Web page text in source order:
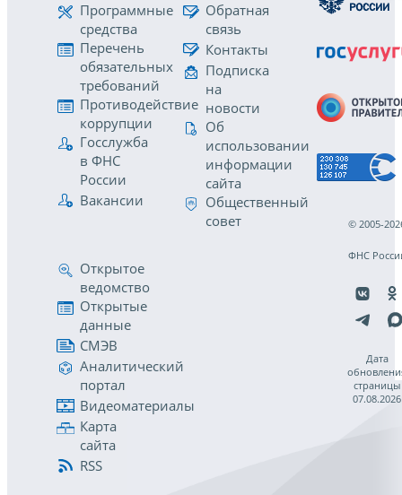
Программные
средства
Перечень
обязательных
требований
Противодействие
коррупции
Госслужба
в ФНС
России
Вакансии
Обратная
связь
Контакты
Подписка
на
новости
Об
использовании
информации
сайта
Общественный
совет
Открытое
ведомство
Открытые
данные
СМЭВ
Аналитический
портал
Видеоматериалы
Карта
сайта
RSS
© 2005-
ФНС
Дата
страницы
07.08.2026